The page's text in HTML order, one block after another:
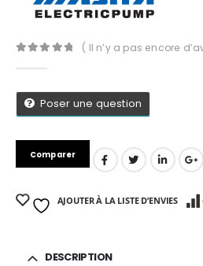
( Il n’y a pas encore
Poser une question
Comparer
AJOUTER À LA LISTE D’ENVIES
DESCRIPTION